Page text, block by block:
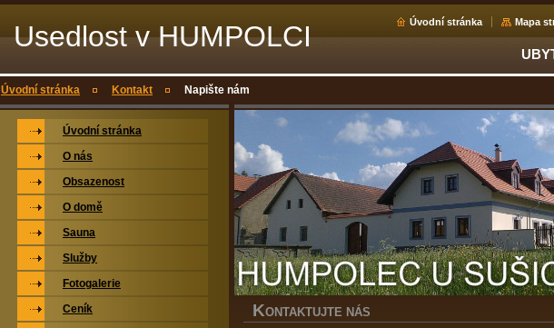
Usedlost v HUMPOLCI Úvodní stránka Mapa
Úvodní stránka Kontakt Napište nám
KONTAKTUJTE NÁS
Úvodní stránka
O nás
Obsazenost
O domě
Sauna
Služby
Fotogalerie
Ceník